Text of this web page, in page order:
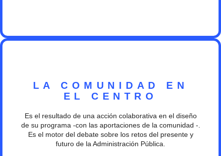
LA COMUNIDAD EN
EL CENTRO
Es el resultado de una acción colaborativa en el diseño
de su programa -con las aportaciones de la comunidad -.
Es el motor del debate sobre los retos del presente y
futuro de la Administración Pública.